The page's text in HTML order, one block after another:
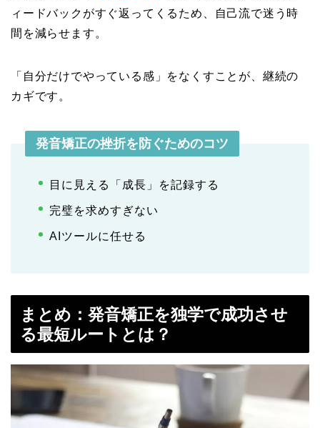
ィードバックがすぐ返ってくるため、自己流で迷う時
間を減らせます。
「自分だけでやっている感」をなくすことが、継続の
カギです。
発音矯正の挫折を防ぐためのコツ
目に見える「成長」を記録する
完璧を求めすぎない
AIツールに任せる
まとめ：発音矯正を独学で成功させ
る最短ルートとは？